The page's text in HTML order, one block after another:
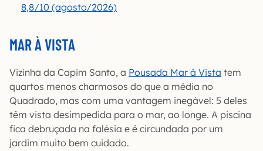
8,8/10 (agosto/2026)
MAR À VISTA
Vizinha da Capim Santo, a Pousada Mar à Vista tem
quartos menos charmosos do que a média no
Quadrado, mas com uma vantagem inegável: 5 deles
têm vista desimpedida para o mar, ao longe. A piscina
fica debruçada na falésia e é circundada por um
jardim muito bem cuidado.